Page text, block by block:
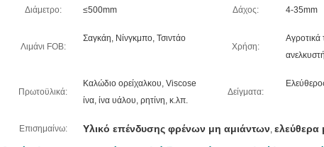
Διάμετρο: ≤500mm Δάχος: 4-35mm
Λιμάνι FOB:
Σαγκάη, Νίνγκμπο, Τσιντάο
Χρήση:
Πρωτοϋλικά:
Καλώδιο ορείχαλκου, Viscose
ίνα, ίνα υάλου, ρητίνη, κ.λπ.
Δείγματα:
Επισημαίνω: Υλικό επένδυσης φρένων μη αμιάντων, ελεύθερα